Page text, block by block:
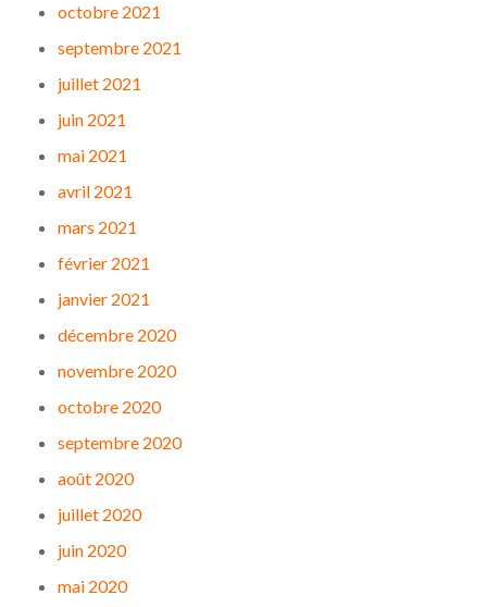
octobre 2021
septembre 2021
juillet 2021
juin 2021
mai 2021
avril 2021
mars 2021
février 2021
janvier 2021
décembre 2020
novembre 2020
octobre 2020
septembre 2020
août 2020
juillet 2020
juin 2020
mai 2020